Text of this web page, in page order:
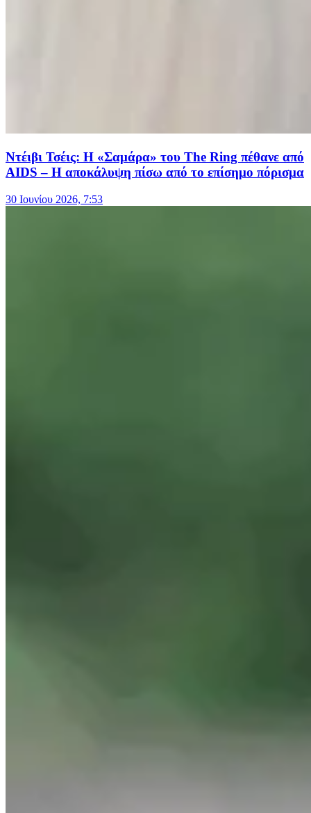
Ντέιβι Τσέις: Η «Σαμάρα» του The Ring πέθανε από
AIDS – Η αποκάλυψη πίσω από το επίσημο πόρισμα
30 Ιουνίου 2026, 7:53